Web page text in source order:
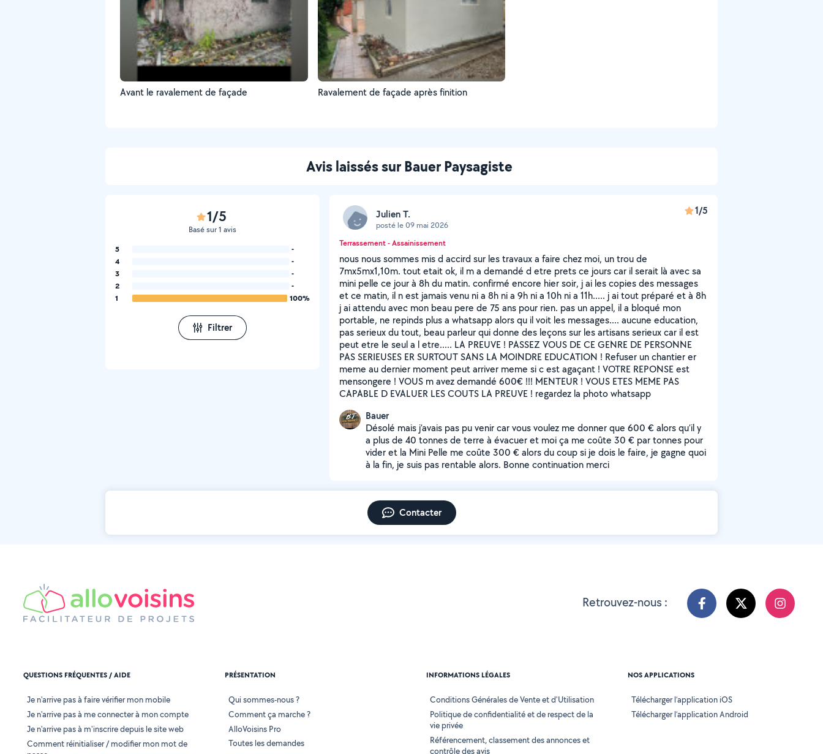
Avant le ravalement de façade Ravalement de façade après finition
Avis laissés sur Bauer Paysagiste
1/5
Basé sur 1 avis
5
-
4
-
3
-
2
-
1
100%
Filtrer
Julien T.
posté le 09 mai 2026
1/5
Terrassement - Assainissement
nous nous sommes mis d accird sur les travaux a faire chez moi, un trou de
7mx5mx1,10m. tout etait ok, il m a demandé d etre prets ce jours car il serait là avec sa
mini pelle ce jour à 8h du matin. confirmé encore hier soir, j ai les copies des messages
et ce matin, il n est jamais venu ni a 8h ni a 9h ni a 10h ni a 11h..... j ai tout préparé et à 8h
j ai attendu avec mon beau pere de 75 ans pour rien. pas un appel, il a bloqué mon
portable, ne repinds plus a whatsapp alors qu il voit les messages.... aucune education,
pas serieux du tout, beau parleur qui donne des leçons sur les artisans serieux car il est
peut etre le seul a l etre..... LA PREUVE ! PASSEZ VOUS DE CE GENRE DE PERSONNE
PAS SERIEUSES ER SURTOUT SANS LA MOINDRE EDUCATION ! Refuser un chantier er
meme au dernier moment peut arriver meme si c est agaçant ! VOTRE REPONSE est
mensongere ! VOUS m avez demandé 600€ !!! MENTEUR ! VOUS ETES MEME PAS
CAPABLE D EVALUER LES COUTS LA PREUVE ! regardez la photo whatsapp
Bauer
Désolé mais j’avais pas pu venir car vous voulez me donner que 600 € alors qu’il y
a plus de 40 tonnes de terre à évacuer et moi ça me coûte 30 € par tonnes pour
vider et la Mini Pelle me coûte 300 € alors du coup si je dois le faire, je gagne quoi
à la fin, je suis pas rentable alors. Bonne continuation merci
Contacter
Retrouvez-nous :
QUESTIONS FRÉQUENTES / AIDE
Je n'arrive pas à faire vérifier mon mobile
Je n'arrive pas à me connecter à mon compte
Je n'arrive pas à m'inscrire depuis le site web
Comment réinitialiser / modifier mon mot de
PRÉSENTATION
Qui sommes-nous ?
Comment ça marche ?
AlloVoisins Pro
Toutes les demandes
INFORMATIONS LÉGALES
Conditions Générales de Vente et d'Utilisation
Politique de confidentialité et de respect de la
vie privée
Référencement, classement des annonces et
contrôle des avis
NOS APPLICATIONS
Télécharger l’application iOS
Télécharger l’application Android